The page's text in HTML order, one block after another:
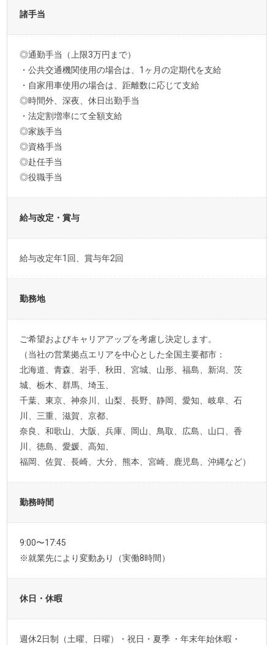
諸手当
◎通勤手当（上限3万円まで）
・公共交通機関使用の場合は、1ヶ月の定期代を支給
・自家用車使用の場合は、距離数に応じて支給
◎時間外、深夜、休日出勤手当
・法定割増率にて全額支給
◎家族手当
◎資格手当
◎赴任手当
◎役職手当
給与改定・賞与
給与改定年1回、賞与年2回
勤務地
ご希望およびキャリアアップを考慮し決定します。
（当社の営業拠点エリアを中心とした全国主要都市：
北海道、青森、岩手、秋田、宮城、山形、福島、新潟、茨
城、栃木、群馬、埼玉、
千葉、東京、神奈川、山梨、長野、静岡、愛知、岐阜、石
川、三重、滋賀、京都、
奈良、和歌山、大阪、兵庫、岡山、鳥取、広島、山口、香
川、徳島、愛媛、高知、
福岡、佐賀、長崎、大分、熊本、宮崎、鹿児島、沖縄など）
勤務時間
9:00〜17:45
※就業先により変動あり（実働8時間）
休日・休暇
週休2日制（土曜、日曜）・祝日・夏季 ・年末年始休暇・